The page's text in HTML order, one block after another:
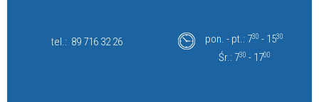
tel.: 89 716 32 26 pon. - pt.: 730 - 1530
Śr.: 730 - 1700